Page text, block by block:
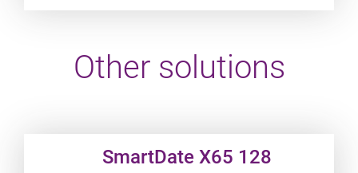
Other solutions
SmartDate X65 128